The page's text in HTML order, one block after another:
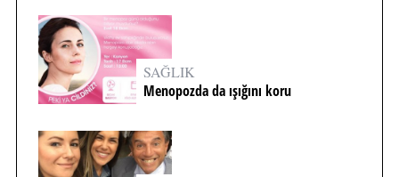
SAĞLIK
Menopozda da ışığını koru